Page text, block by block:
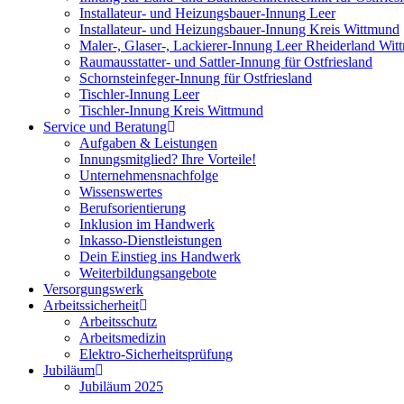
Installateur- und Heizungsbauer-Innung Leer
Installateur- und Heizungsbauer-Innung Kreis Wittmund
Maler-, Glaser-, Lackierer-Innung Leer Rheiderland
Raumausstatter- und Sattler-Innung für Ostfriesland
Schornsteinfeger-Innung für Ostfriesland
Tischler-Innung Leer
Tischler-Innung Kreis Wittmund
Service und Beratung
Aufgaben & Leistungen
Innungsmitglied? Ihre Vorteile!
Unternehmensnachfolge
Wissenswertes
Berufsorientierung
Inklusion im Handwerk
Inkasso-Dienstleistungen
Dein Einstieg ins Handwerk
Weiterbildungsangebote
Versorgungswerk
Arbeitssicherheit
Arbeitsschutz
Arbeitsmedizin
Elektro-Sicherheitsprüfung
Jubiläum
Jubiläum 2025